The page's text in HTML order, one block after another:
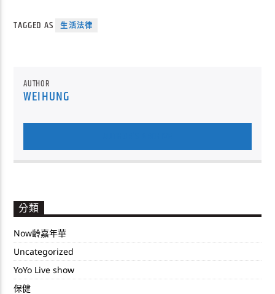
TAGGED AS 生活法律
AUTHOR
WEIHUNG
分類
Now齡嘉年華
Uncategorized
YoYo Live show
保健